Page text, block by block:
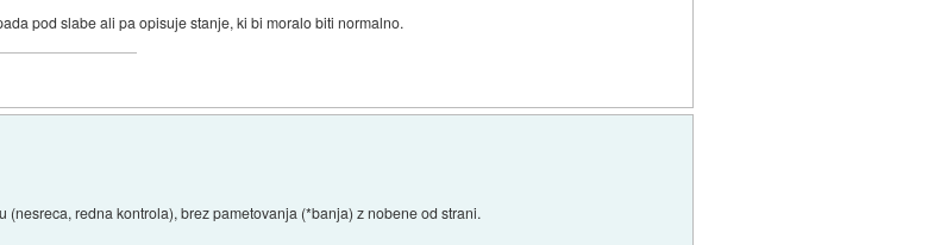
pod slabe ali pa opisuje stanje, ki bi moralo biti normalno.
redna kontrola), brez pametovanja (*banja) z nobene od strani.